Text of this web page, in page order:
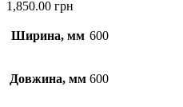
1,850.00 грн
Ширина, мм 600
Довжина, мм 600